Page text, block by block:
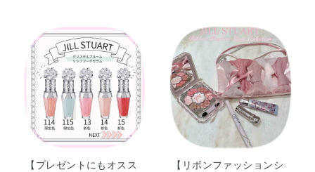
セリル・（パルミチン酸／エチルヘキサン酸）デキストリ
ン・テトライソステアリン酸ペンタエリスリチル・スクワ
ラン・エーデルワイス花／葉エキス・オレンジ果汁・クチ
ナシエキス・ダマスクバラ花エキス・トコフェロール・
BG・BHT・DPG・（エチレン／プロピレン）コポリマ
ー・クエン酸・グリセリン・シリカ・ジメチコン・トリイ
ソステアリン酸イソプロピルチタン・ハイドロゲンジメチ
コン・バニリルブチル・ホウケイ酸（Ca／Al）・メチコ
【プレゼントにもオスス
【リボンファッションシ